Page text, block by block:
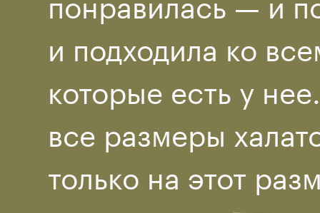
и подходила ко
которые есть у
все размеры
только на этот